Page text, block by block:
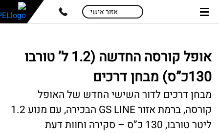
skip
skip
אזור אישי
אופל קורסה החדשה (1.2 ל’ טורבו
130כ”ס) מבחן דרכים
מבחן דרכים לדור השישי החדש של האופל
קורסה, ברמת אזור GS LINE הבכירה, עם מנוע 1.2
ליטר טורבו, 130 כ”ס – סקירה וחוות דעת